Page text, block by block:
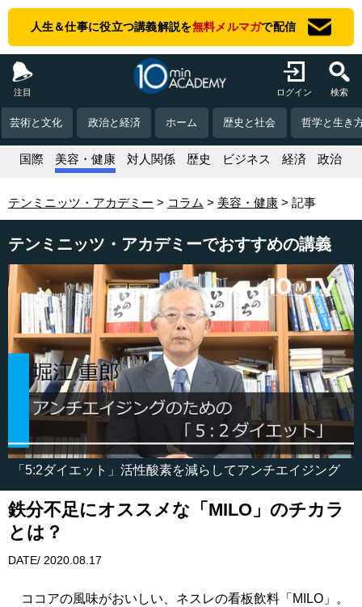
人生＆仕事に役立つ講義解説を無料メルマガで配信
注目 ログイン 検索
芸術と文化 政治と経済 ホーム 歴史と社会 哲学と生き
国際 美容・健康 対人関係 歴史 ビジネス 経済 政治
テンミニッツ・アカデミー コラム 美容・健康 記事
テンミニッツ・アカデミーでおすすめの講義
「5:2ダイエット」活性酸素を減らしてアンチエイジング
鉄分不足にオススメな「MILO」のチカラ
とは？
DATE/ 2020.08.17
ココアの風味がおいしい、ネスレの看板飲料「MILO」。